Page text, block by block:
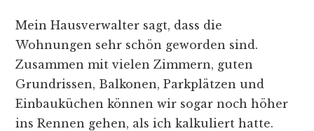
Mein Hausverwalter sagt, dass die
Wohnungen sehr schön geworden sind.
Zusammen mit vielen Zimmern, guten
Grundrissen, Balkonen, Parkplätzen und
Einbauküchen können wir sogar noch höher
ins Rennen gehen, als ich kalkuliert hatte.